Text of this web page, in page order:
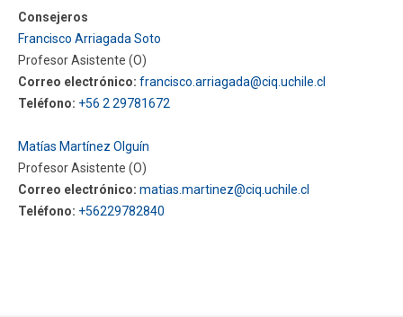
Consejeros
Francisco Arriagada Soto
Profesor Asistente (O)
Correo electrónico: francisco.arriagada@ciq.uchile.cl
Teléfono: +56 2 29781672
Matías Martínez Olguín
Profesor Asistente (O)
Correo electrónico: matias.martinez@ciq.uchile.cl
Teléfono: +56229782840